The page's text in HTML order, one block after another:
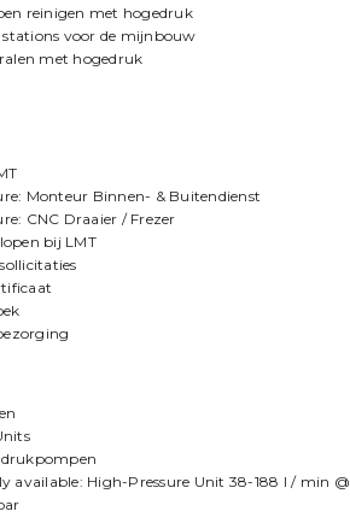
reinigen met hogedruk
stations voor de mijnbouw
met hogedruk
Monteur Binnen- & Buitendienst
CNC Draaier / Frezer
bij LMT
available: High-Pressure Unit 38-188 l / min @